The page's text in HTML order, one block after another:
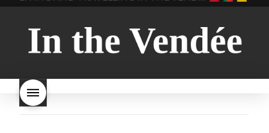
cuisine avec les lentilles la
en vacances
lentilles vertes
lentilles vertes et boulgour
lentilles vertes-vendues les
grossir les lentilles vertes
sont-elles bonnes pour la
santé les lentilles vertes
sont-elles bonnes pour vous
végétarienne cuisine
saisonnière
cuisine-locale
cuisine-maison européenne
cuisine-maison-france